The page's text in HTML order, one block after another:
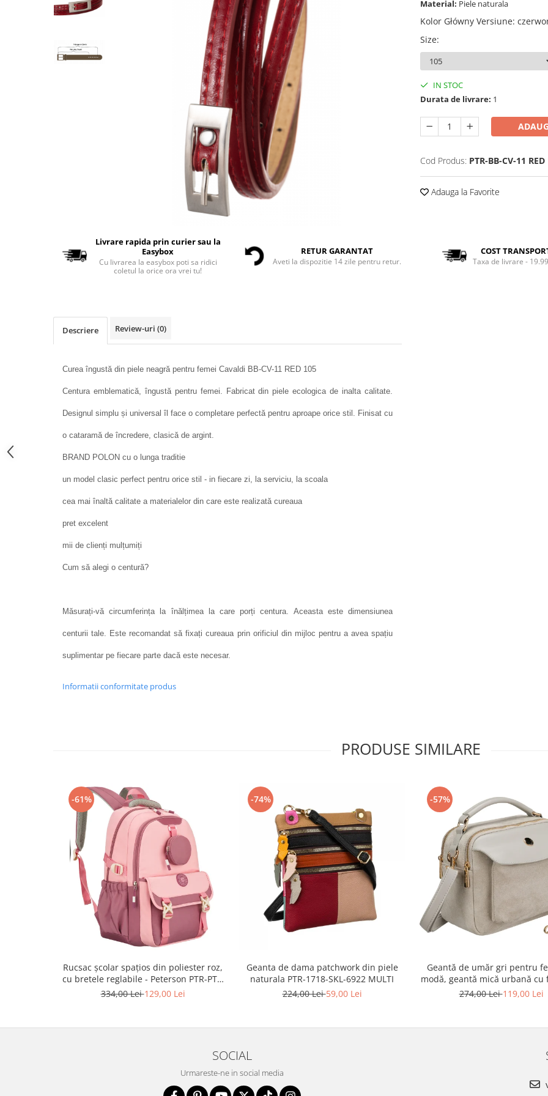
Material: Piele naturala
Kolor Główny Versiune:
Size:
IN STOC
Durata de livrare: 1
Cod Produs: PTR-BB-CV-11
Adauga la Favorite
Livrare rapida prin curier sau la
Easybox
Cu livrarea la easybox poti sa ridici
coletul la orice ora vrei tu!
RETUR GARANTAT
Aveti la dispozitie 14 zile pentru retur.
COST
Taxa de livrare -
Descriere Review-uri (0)
Curea îngustă din piele neagră pentru femei Cavaldi BB-CV-11 RED 105
Centura emblematică, îngustă pentru femei. Fabricat din piele ecologica de inalta calitate.
Designul simplu și universal îl face o completare perfectă pentru aproape orice stil. Finisat cu
o cataramă de încredere, clasică de argint.
BRAND POLON cu o lunga traditie
un model clasic perfect pentru orice stil - in fiecare zi, la serviciu, la scoala
cea mai înaltă calitate a materialelor din care este realizată cureaua
pret excelent
mii de clienți mulțumiți
Cum să alegi o centură?
Măsurați-vă circumferința la înălțimea la care porți centura. Aceasta este dimensiunea
centurii tale. Este recomandat să fixați cureaua prin orificiul din mijloc pentru a avea spațiu
suplimentar pe fiecare parte dacă este necesar.
Informatii conformitate produs
PRODUSE SIMILARE
-61%
Rucsac școlar spațios din poliester roz,
cu bretele reglabile - Peterson PTR-PTN
8610-1327 PINK
334,00 Lei129,00 Lei
-74%
Geanta de dama patchwork din piele
naturala PTR-1718-SKL-6922 MULTI
224,00 Lei59,00 Lei
-57%
Geantă de umăr gri pentru
modă, geantă mică urbană cu
piele ecologică - Peterson
274,00 Lei119,00 Lei
SOCIAL
Urmareste-ne in social media